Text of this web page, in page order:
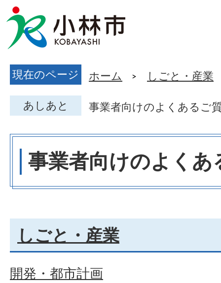
現在のページ ホーム しごと・産業
あしあと 事業者向けのよくあるご
事業者向けのよくあ
しごと・産業
開発・都市計画